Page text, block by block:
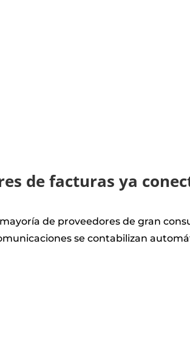
de facturas ya
de proveedores de gran
se contabilizan